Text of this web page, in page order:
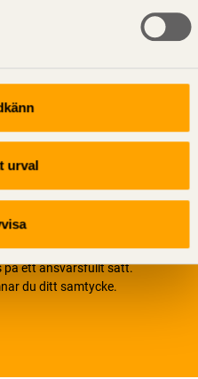
urval
vilket innebär att dina
på ett ansvarsfullt sätt.
du ditt samtycke.